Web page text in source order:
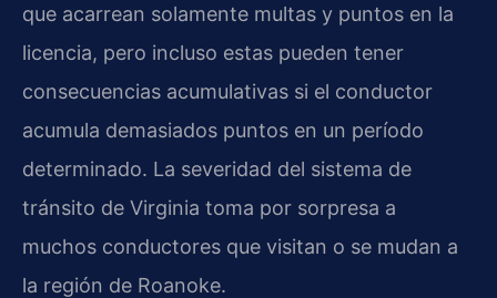
que acarrean solamente multas y puntos en la
licencia, pero incluso estas pueden tener
consecuencias acumulativas si el conductor
acumula demasiados puntos en un período
determinado. La severidad del sistema de
tránsito de Virginia toma por sorpresa a
muchos conductores que visitan o se mudan a
la región de Roanoke.